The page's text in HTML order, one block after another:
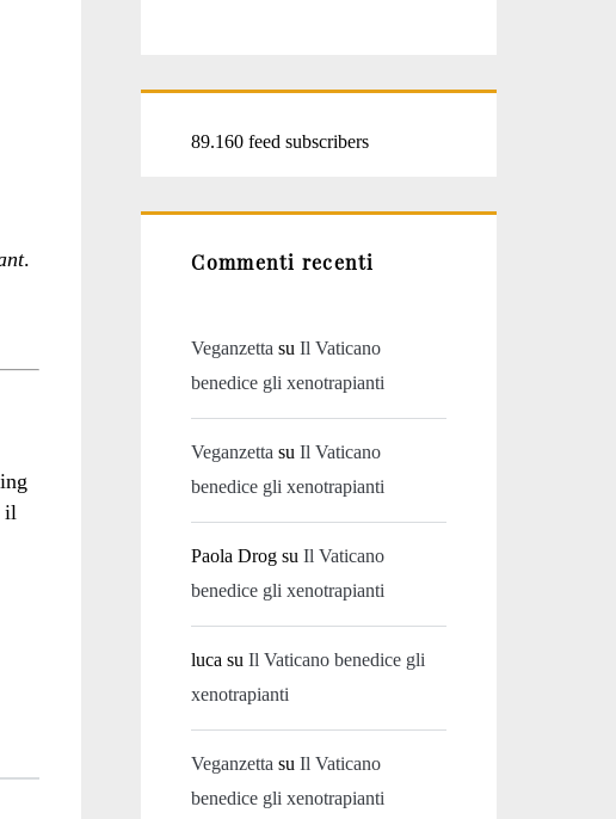
.
il
89.160 feed subscribers
Commenti recenti
Veganzetta suIl Vaticano
benedice gli xenotrapianti
Veganzetta suIl Vaticano
benedice gli xenotrapianti
Paola Drog suIl Vaticano
benedice gli xenotrapianti
luca suIl Vaticano benedice gli
xenotrapianti
Veganzetta suIl Vaticano
benedice gli xenotrapianti